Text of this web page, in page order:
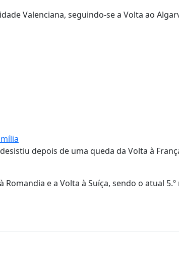
Valenciana, seguindo-se a Volta ao
depois de uma queda da Volta à
e a Volta à Suíça, sendo o atual